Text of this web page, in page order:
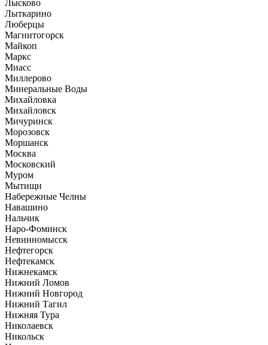
Лысково
Лыткарино
Люберцы
Магнитогорск
Майкоп
Маркс
Миасс
Миллерово
Минеральные Воды
Михайловка
Михайловск
Мичуринск
Морозовск
Моршанск
Москва
Московский
Муром
Мытищи
Набережные Челны
Навашино
Нальчик
Наро-Фоминск
Невинномысск
Нефтегорск
Нефтекамск
Нижнекамск
Нижний Ломов
Нижний Новгород
Нижний Тагил
Нижняя Тура
Николаевск
Никольск